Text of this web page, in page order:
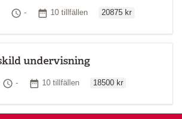
Startdatum
Tid
- Antal tillfällen
10 tillfällen 20875 kr
undervisning
Tid
- Antal tillfällen
10 tillfällen 18500 kr